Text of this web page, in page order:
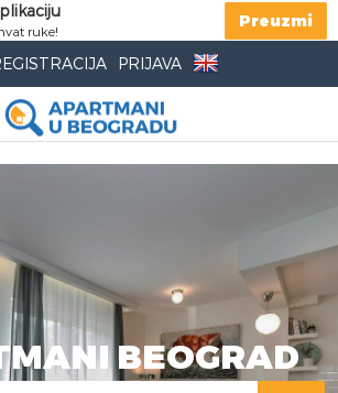
ruke!
Preuzmi
PRIJAVA
BEOGRAD